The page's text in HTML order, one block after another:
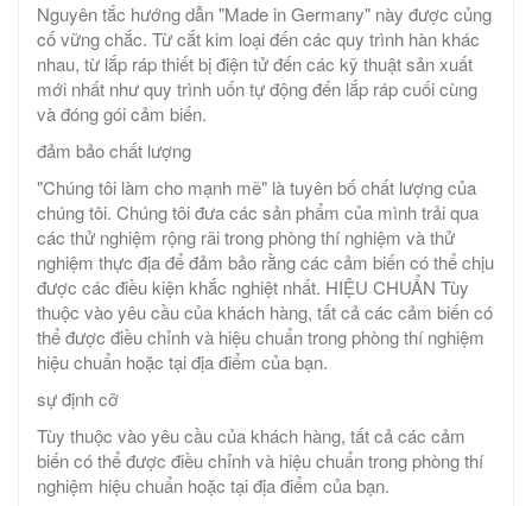
Nguyên tắc hướng dẫn "Made in Germany" này được củng
cố vững chắc. Từ cắt kim loại đến các quy trình hàn khác
nhau, từ lắp ráp thiết bị điện tử đến các kỹ thuật sản xuất
mới nhất như quy trình uốn tự động đến lắp ráp cuối cùng
và đóng gói cảm biến.
đảm bảo chất lượng
"Chúng tôi làm cho mạnh mẽ" là tuyên bố chất lượng của
chúng tôi. Chúng tôi đưa các sản phẩm của mình trải qua
các thử nghiệm rộng rãi trong phòng thí nghiệm và thử
nghiệm thực địa để đảm bảo rằng các cảm biến có thể chịu
được các điều kiện khắc nghiệt nhất. HIỆU CHUẨN Tùy
thuộc vào yêu cầu của khách hàng, tất cả các cảm biến có
thể được điều chỉnh và hiệu chuẩn trong phòng thí nghiệm
hiệu chuẩn hoặc tại địa điểm của bạn.
sự định cỡ
Tùy thuộc vào yêu cầu của khách hàng, tất cả các cảm
biến có thể được điều chỉnh và hiệu chuẩn trong phòng thí
nghiệm hiệu chuẩn hoặc tại địa điểm của bạn.